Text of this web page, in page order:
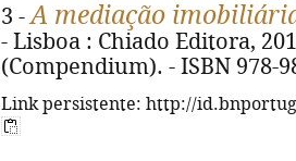
3 -A mediação
- Lisboa : Chiado Editora,
(Compendium). - ISBN 978-
Link persistente: http://